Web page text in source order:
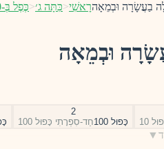
בַעֲשָׂרָה וּבְמֵאָהרָאשִׁי<כִּתָּה ג׳<כֶּפֶל בְּ-10
וּבְמֵאָה
10
2
כָּפוּל 100
חַד-סִפְרָתִי כָּפוּל 100
▼